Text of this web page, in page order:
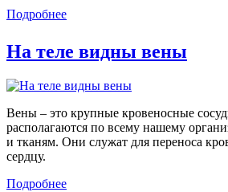
Подробнее
На теле видны вены
Вены – это крупные кровеносные
располагаются по всему нашему
и тканям. Они служат для переноса
сердцу.
Подробнее